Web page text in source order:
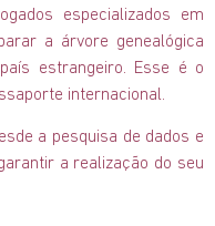
especializados em
a árvore genealógica
estrangeiro. Esse é o
internacional.
a pesquisa de dados e
a realização do seu